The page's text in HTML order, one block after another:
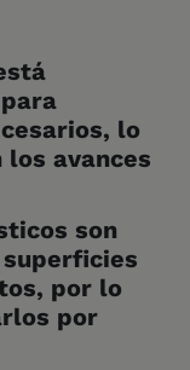
lo
los avances
son
por lo
por